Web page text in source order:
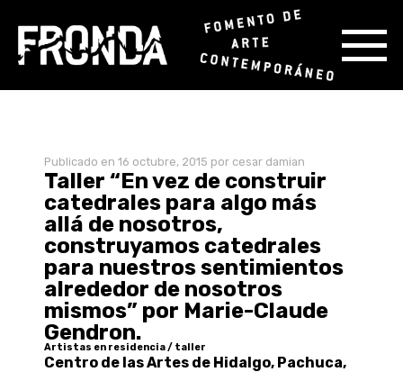
content
Publicado en16 octubre, 2015 por cesar damian
Taller “En vez de construir
catedrales para algo más
allá de nosotros,
construyamos catedrales
para nuestros sentimientos
alrededor de nosotros
mismos” por Marie-Claude
Gendron.
Artistas en residencia / taller
Centro de las Artes de Hidalgo, Pachuca,